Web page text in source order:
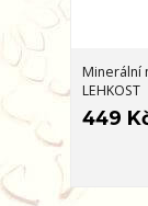
Minerální
LEHKOST
449